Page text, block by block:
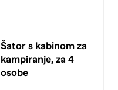
Šator s kabinom za
kampiranje, za 4
osobe